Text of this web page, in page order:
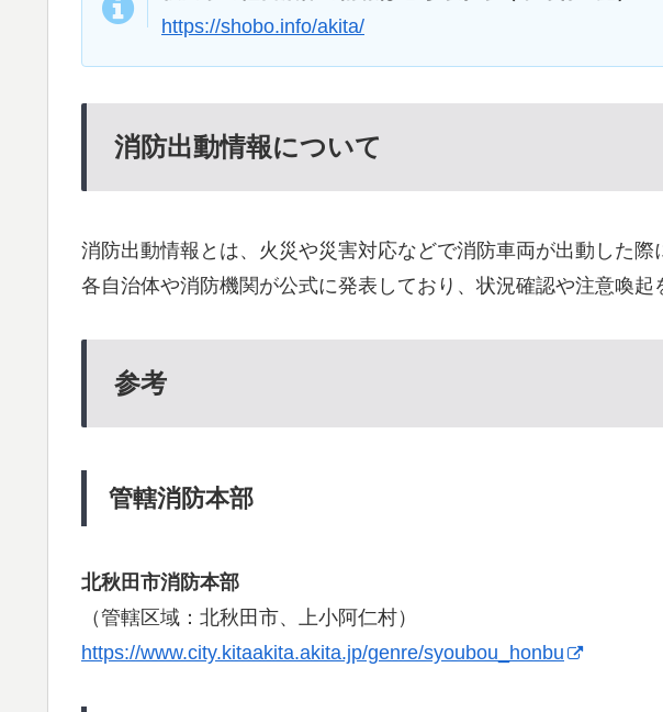
https://shobo.info/akita/
消防出動情報について
消防出動情報とは、火災や災害対応などで消防車両が出動した際
各自治体や消防機関が公式に発表しており、状況確認や注意喚起
参考
管轄消防本部
北秋田市消防本部
（管轄区域：北秋田市、上小阿仁村）
https://www.city.kitaakita.akita.jp/genre/syoubou_honbu